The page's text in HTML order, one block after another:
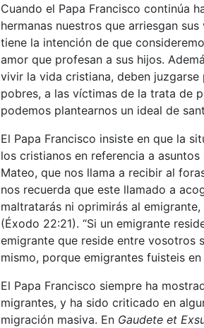
Cuando el Papa Francisco continúa
hermanas nuestros que arriesgan
tiene la intención de que
amor que profesan a sus hijos.
vivir la vida cristiana, deben
pobres, a las víctimas de la trata de
podemos plantearnos un ideal de
El Papa Francisco insiste en que la
los cristianos en referencia a
Mateo, que nos llama a recibir al
nos recuerda que este llamado a
maltratarás ni oprimirás al
(Éxodo 22:21). “Si un emigrante
emigrante que reside entre vosotros
mismo, porque emigrantes fuisteis
El Papa Francisco siempre ha
migrantes, y ha sido criticado en
migración masiva. En Gaudete et